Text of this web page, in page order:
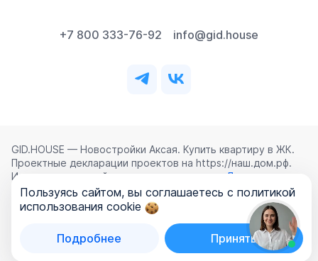
+7 800 333-76-92 info@gid.house
GID.HOUSE — Новостройки Аксая. Купить квартиру в ЖК.
Проектные декларации проектов на https://наш.дом.рф.
Использование сайта означает согласие с
Лицензионным
соглашением ,Политикой конфиденциальностии
Политикой обработки персональных данных
ООО «ГИД.ХАУЗ»
Пользуясь сайтом, вы соглашаетесь с политикой
использования cookie
Подробнее Принять